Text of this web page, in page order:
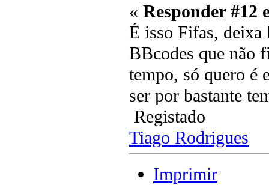
« Responder #12
É isso Fifas, deixa
BBcodes que não
tempo, só quero é
ser por bastante
Registado
Tiago Rodrigues
Imprimir